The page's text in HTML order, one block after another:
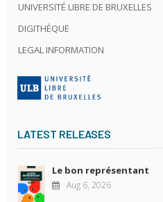
UNIVERSITÉ LIBRE DE BRUXELLES
DIGITHÈQUE
LEGAL INFORMATION
LATEST RELEASES
Le bon représentant
Aug 6, 2026